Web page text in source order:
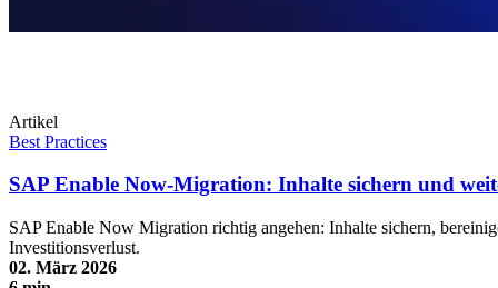
Artikel
Best Practices
SAP Enable Now-Migration: Inhalte sichern und
SAP Enable Now Migration richtig angehen: Inhalte sichern,
Investitionsverlust.
02. März 2026